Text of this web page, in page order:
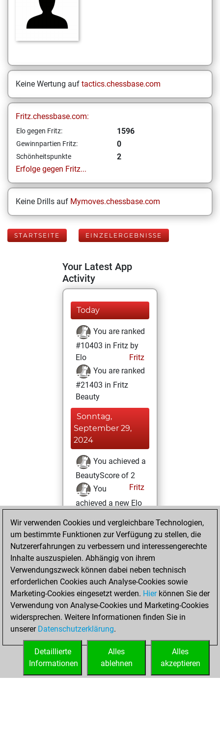
Keine Wertung auf tactics.chessbase.com
Fritz.chessbase.com:
Elo gegen Fritz: 1596
Gewinnpartien Fritz: 0
Schönheitspunkte
2
Erfolge gegen Fritz...
Keine Drills auf Mymoves.chessbase.com
STARTSEITE EINZELERGEBNISSE
Your Latest App
Activity
Today
You are ranked
#10403 in Fritz by
Elo
Fritz
You are ranked
#21403 in Fritz
Beauty
Sonntag,
September 29,
2024
You achieved a
BeautyScore of 2
Fritz
You
achieved a new Elo
You created
your Fritz account
Freitag,
November 10,
2023
You played 22
blitz games
Play
You scored +13
=4 -5 in blitz
Wir verwenden Cookies und vergleichbare Technologien,
um bestimmte Funktionen zur Verfügung zu stellen, die
Nutzererfahrungen zu verbessern und interessengerechte
Inhalte auszuspielen. Abhängig von ihrem
Verwendungszweck können dabei neben technisch
erforderlichen Cookies auch Analyse-Cookies sowie
Marketing-Cookies eingesetzt werden. Hierkönnen Sie der
Verwendung von Analyse-Cookies und Marketing-Cookies
widersprechen. Weitere Informationen finden Sie in
unserer Datenschutzerklärung.
Alles
akzeptieren
Alles
ablehnen
Detaillierte
Informationen